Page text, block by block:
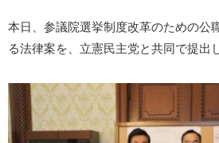
本日、参議院選挙制度改革のための公
る法律案を、立憲民主党と共同で提出